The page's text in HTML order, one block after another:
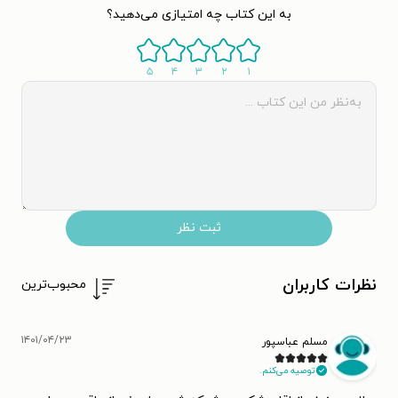
به این کتاب چه امتیازی می‌دهید؟
۱ ۲ ۳ ۴ ۵
ثبت نظر
نظرات کاربران محبوب‌ترین
مسلم عباسپور
توصیه می‌کنم.
۱۴۰۱/۰۴/۲۳